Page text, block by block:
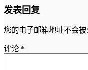
发表回复
您的电子邮箱地址不会被
评论 *